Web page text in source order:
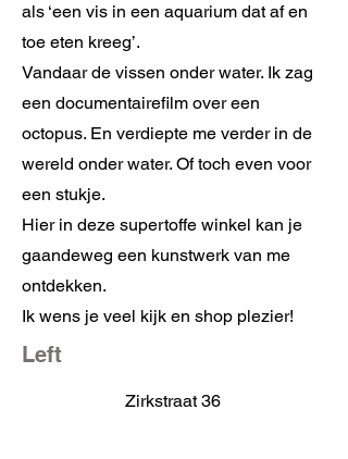
als ‘een vis in een aquarium dat af en
toe eten kreeg’.
Vandaar de vissen onder water. Ik zag
een documentairefilm over een
octopus. En verdiepte me verder in de
wereld onder water. Of toch even voor
een stukje.
Hier in deze supertoffe winkel kan je
gaandeweg een kunstwerk van me
ontdekken.
Ik wens je veel kijk en shop plezier!
Left
Zirkstraat 36